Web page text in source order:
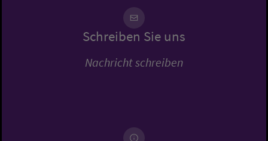
Schreiben Sie uns
Nachricht schreiben